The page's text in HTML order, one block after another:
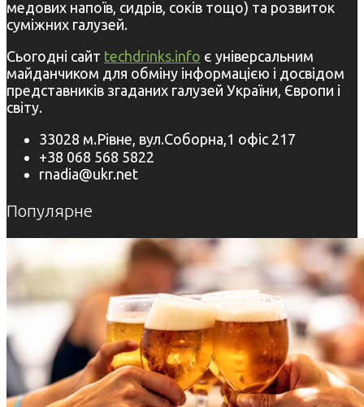
медових напоїв, сидрів, соків тощо) та розвиток
суміжних галузей.
Сьогодні сайт techdrinks.info є універсальним
майданчиком для обміну інформацією і досвідом
представників згаданих галузей України, Європи і
світу.
33028 м.Рівне, вул.Соборна,1 офіс 217
+38 068 568 5822
rnadia@ukr.net
Популярне